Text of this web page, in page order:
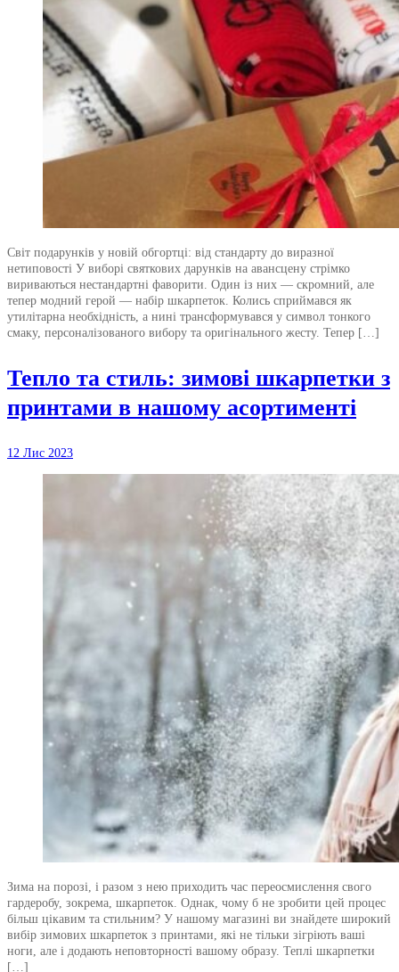
Світ подарунків у новій обгортці: від стандарту до виразної
нетиповості У виборі святкових дарунків на авансцену стрімко
вириваються нестандартні фаворити. Один із них — скромний, але
тепер модний герой — набір шкарпеток. Колись сприймався як
утилітарна необхідність, а нині трансформувався у символ тонкого
смаку, персоналізованого вибору та оригінального жесту. Тепер […]
Тепло та стиль: зимові шкарпетки з
принтами в нашому асортименті
12 Лис 2023
Зима на порозі, і разом з нею приходить час переосмислення свого
гардеробу, зокрема, шкарпеток. Однак, чому б не зробити цей процес
більш цікавим та стильним? У нашому магазині ви знайдете широкий
вибір зимових шкарпеток з принтами, які не тільки зігріють ваші
ноги, але і додають неповторності вашому образу. Теплі шкарпетки
[…]